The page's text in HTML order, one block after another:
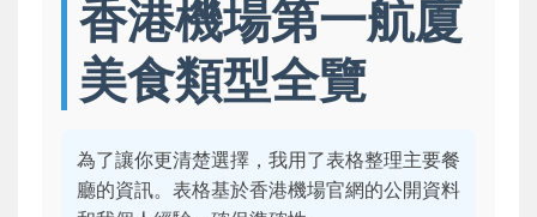
香港機場第一航廈
美食類型全覽
為了讓你更清楚選擇，我用了表格整理主要餐
廳的資訊。表格基於香港機場官網的公開資料